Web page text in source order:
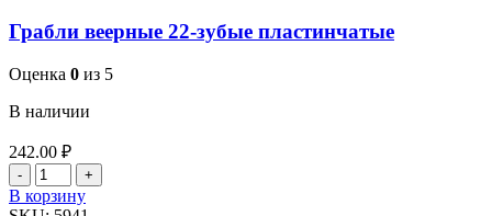
Грабли веерные 22-зубые пластинчатые
Оценка 0 из 5
В наличии
242.00 ₽
Количество
товара
Грабли
В корзину